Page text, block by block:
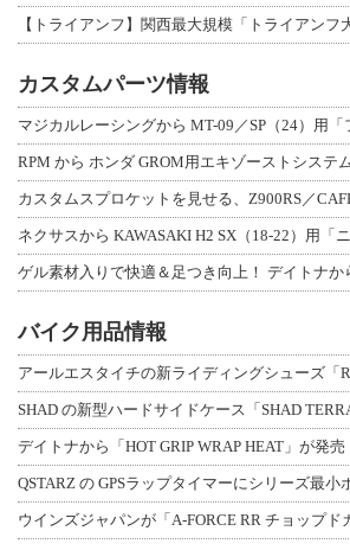
カスタムパーツ情報
ネクサスから KAWASAKI H2 SX（18-22）用「
バイク用品情報
SHAD の新型ハードサイドケース「SHAD
デイトナから「HOT GRIP WRAP HEAT」が発
QSTARZ の GPSラップタイマーにシリーズ最小
ウインズジャパンが「A-FORCE RR チョップド